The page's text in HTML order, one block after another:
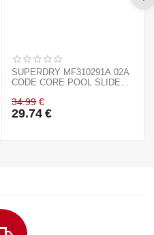
SUPERDRY MF310291A 02A
CODE CORE POOL SLIDE
34.99 €
29.74 €